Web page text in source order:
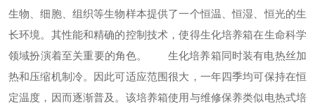
生物、细胞、组织等生物样本提供了一个恒温、恒湿、恒光的生
长环境。其性能和精确的控制技术，使得生化培养箱在生命科学
领域扮演着至关重要的角色。
生化培养箱同时装有电热丝加
热和压缩机制冷。因此可适应范围很大，一年四季均可保持在恒
定温度，因而逐渐普及。该培养箱使用与维修保养类似电热式培